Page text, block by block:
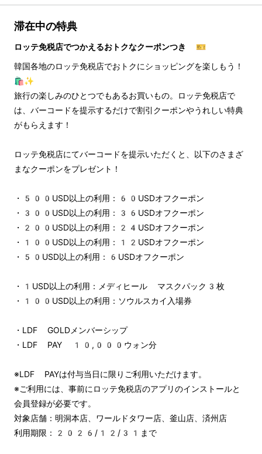
滞在中の特典
ロッテ免税店でつかえるおトクなクーポンつき 🎫
韓国各地のロッテ免税店でおトクにショッピングを楽しもう！
🛍️✨
旅行の楽しみのひとつでもあるお買いもの。ロッテ免税店で
は、バーコードを提示するだけで割引クーポンやうれしい特典
がもらえます！
ロッテ免税店にてバーコードを提示いただくと、以下のさまざ
まなクーポンをプレゼント！
・500USD以上の利用：60USDオフクーポン
・300USD以上の利用：36USDオフクーポン
・200USD以上の利用：24USDオフクーポン
・100USD以上の利用：12USDオフクーポン
・50USD以上の利用：6USDオフクーポン
・1USD以上の利用：メディヒール マスクパック3枚
・100USD以上の利用：ソウルスカイ入場券
・LDF GOLDメンバーシップ
・LDF PAY 10,000ウォン分
※LDF PAYは付与当日に限りご利用いただけます。
※ご利用には、事前にロッテ免税店のアプリのインストールと
会員登録が必要です。
対象店舗：明洞本店、ワールドタワー店、釜山店、済州店
利用期限：2026/12/31まで